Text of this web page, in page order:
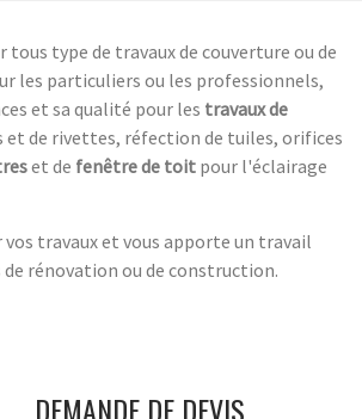
type de travaux de couverture ou de
les particuliers ou les professionnels,
et sa qualité pour les travaux de
de rivettes, réfection de tuiles, orifices
et de fenêtre de toit pour l'éclairage
travaux et vous apporte un travail
rénovation ou de construction.
DEMANDE DE DEVIS